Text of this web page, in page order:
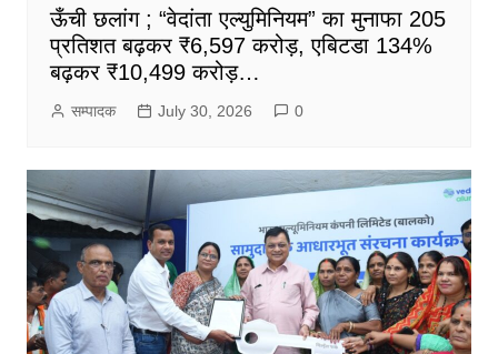
ऊँची छलांग ; “वेदांता एल्युमिनियम” का मुनाफा 205
प्रतिशत बढ़कर ₹6,597 करोड़, एबिटडा 134%
बढ़कर ₹10,499 करोड़…
सम्पादक July 30, 2026 0